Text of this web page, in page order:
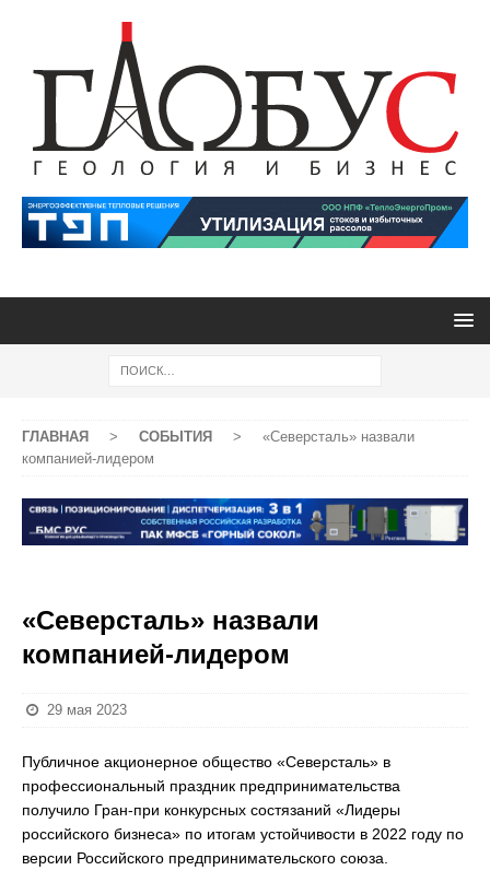
ГЛАВНАЯ > СОБЫТИЯ >
«Северсталь» назвали
компанией-лидером
«Северсталь» назвали
компанией-лидером
29 мая 2023
Публичное акционерное общество «Северсталь» в
профессиональный праздник предпринимательства
получило Гран-при конкурсных состязаний «Лидеры
российского бизнеса» по итогам устойчивости в 2022 году по
версии Российского предпринимательского союза.